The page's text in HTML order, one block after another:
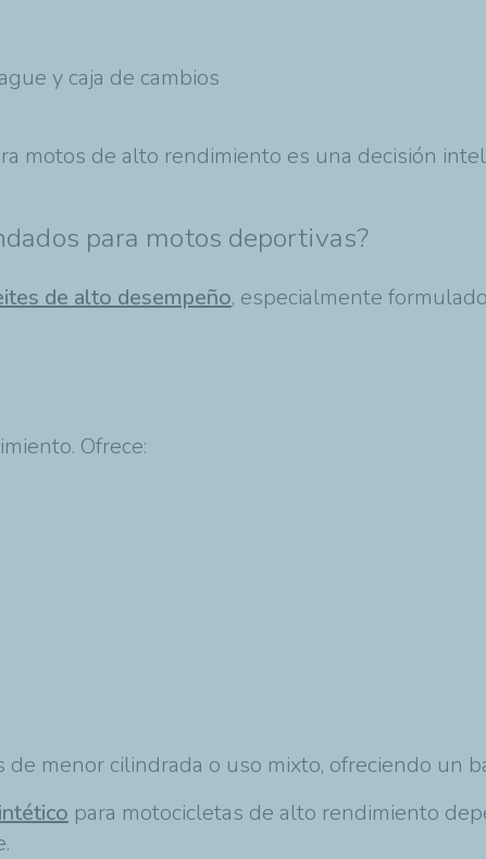
y caja de cambios
motos de alto rendimiento es una decisión
para motos deportivas?
de alto desempeño, especialmente
Ofrece:
menor cilindrada o uso mixto, ofreciendo un
para motocicletas de alto rendimiento